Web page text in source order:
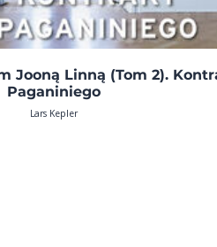
Jooną Linną (Tom 2).
Paganiniego
Lars Kepler